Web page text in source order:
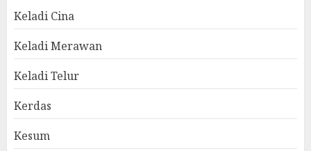
Keladi Cina
Keladi Merawan
Keladi Telur
Kerdas
Kesum